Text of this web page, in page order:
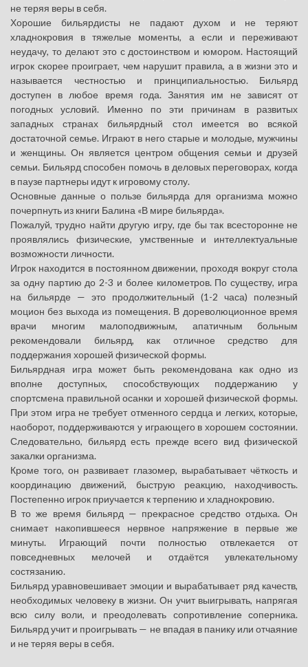
не теряя веры в себя.
Хорошие бильярдисты не падают духом и не теряют
хладнокровия в тяжелые моменты, а если и переживают
неудачу, то делают это с достоинством и юмором. Настоящий
игрок скорее проиграет, чем нарушит правила, а в жизни это и
называется честностью и принципиальностью. Бильярд
доступен в любое время года. Занятия им не зависят от
погодных условий. Именно по эти причинам в развитых
западных странах бильярдный стол имеется во всякой
достаточной семье. Играют в него старые и молодые, мужчины
и женщины. Он является центром общения семьи и друзей
семьи. Бильярд способен помочь в деловых переговорах, когда
в паузе партнеры идут к игровому столу.
Основные данные о пользе бильярда для организма можно
почерпнуть из книги Балина «В мире бильярда».
Пожалуй, трудно найти другую игру, где бы так всесторонне не
проявлялись физические, умственные и интеллектуальные
возможности личности.
Игрок находится в постоянном движении, проходя вокруг стола
за одну партию до 2-3 и более километров. По существу, игра
на бильярде — это продолжительный (1-2 часа) полезный
моцион без выхода из помещения. В дореволюционное время
врачи многим малоподвижным, апатичным больным
рекомендовали бильярд, как отличное средство для
поддержания хорошей физической формы.
Бильярдная игра может быть рекомендована как одно из
вполне доступных, способствующих поддержанию у
спортсмена правильной осанки и хорошей физической формы.
При этом игра не требует отменного сердца и легких, которые,
наоборот, поддерживаются у играющего в хорошем состоянии.
Следовательно, бильярд есть прежде всего вид физической
закалки организма.
Кроме того, он развивает глазомер, вырабатывает чёткость и
координацию движений, быструю реакцию, находчивость.
Постепенно игрок приучается к терпению и хладнокровию.
В то же время бильярд — прекрасное средство отдыха. Он
снимает накопившееся нервное напряжение в первые же
минуты. Играющий почти полностью отвлекается от
повседневных мелочей и отдаётся увлекательному
состязанию.
Бильярд уравновешивает эмоции и вырабатывает ряд качеств,
необходимых человеку в жизни. Он учит выигрывать, напрягая
всю силу воли, и преодолевать сопротивление соперника.
Бильярд учит и проигрывать — не впадая в панику или отчаяние
и не теряя веры в себя.